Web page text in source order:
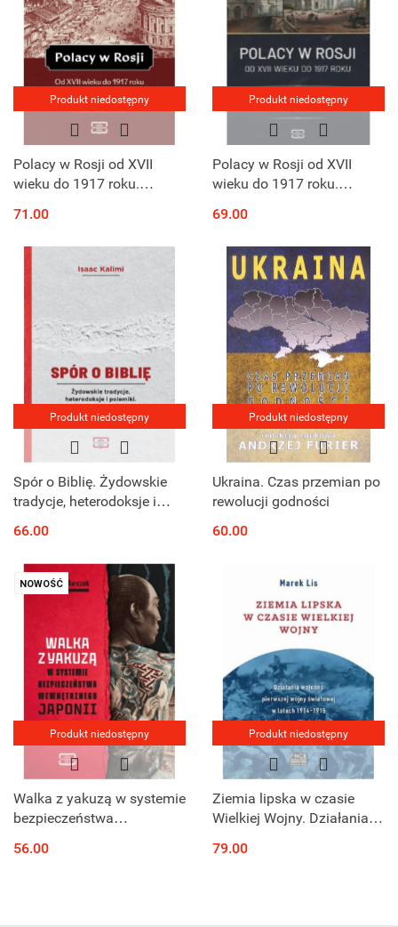
Produkt niedostępny
Polacy w Rosji od XVII
wieku do 1917 roku.
wydanie nowe rozszerzone
71.00
Produkt niedostępny
Polacy w Rosji od XVII
wieku do 1917 roku.
wydanie nowe rozszerzone
69.00
Produkt niedostępny
Spór o Biblię. Żydowskie
tradycje, heterodoksje i
przez Talmud do
współczesności
66.00
Produkt niedostępny
Ukraina. Czas przemian po
rewolucji godności
60.00
NOWOŚĆ
Produkt niedostępny
Walka z yakuzą w systemie
bezpieczeństwa
56.00
Produkt niedostępny
Ziemia lipska w czasie
Wielkiej Wojny. Działania
światowej w latach 1914-
79.00